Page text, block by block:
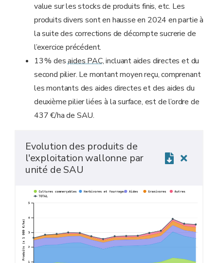
value sur les stocks de produits finis, etc. Les
produits divers sont en hausse en 2024 en partie à
la suite des corrections de décompte sucrerie de
l’exercice précédent.
13 % desaides PAC, incluant aides directes et du
second pilier. Le montant moyen reçu, comprenant
les montants des aides directes et des aides du
deuxième pilier liées à la surface, est de l’ordre de
437 €/ha de SAU.
Evolution des produits de
l'exploitation wallonne par
unité de SAU